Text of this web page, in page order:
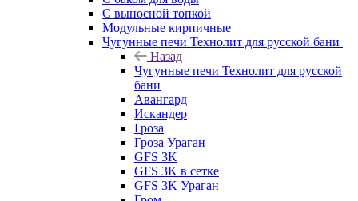
С выносной топкой
Модульные кирпичные
Чугунные печи Технолит для русской бани
Назад
Чугунные печи Технолит для русской
бани
Авангард
Искандер
Гроза
Гроза Ураган
GFS 3K
GFS 3K в сетке
GFS 3K Ураган